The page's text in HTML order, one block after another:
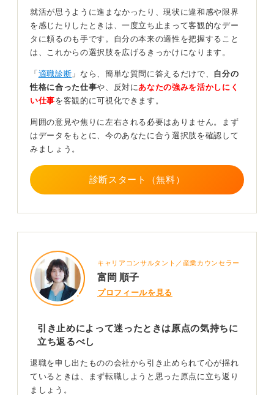
めよう
私の過去の就職支援では、以下の6つのステップで自分の
状況を整理し、深く考えるようアドバイスしてきまし
た。
①なぜ退職を決意したのかを深掘りする
当初の退職理由を明確にし、自身の本質的な欲求を再確
認します。
②引き止め条件の真意と持続可能性を見極める
提示された条件が、あなたの望みを根本的に解決し、か
つ継続性があるものかを冷静に分析します。
メリット」を比較する
④信頼できる第三者に相談する
客観的な意見を得ることで、冷静な判断に繋がるヒント
を見つけます。
想像する
それぞれの選択が将来の自分に何をもたらすかを想像
⑥期限を区切って決断する
迷いが長引くことを避け、集中して意思決定を行うため
就活が思うように進まなかったり、現状に違和感や限界
を感じたりしたときは、一度立ち止まって客観的なデー
タに頼るのも手です。自分の本来の適性を把握すること
は、これからの選択肢を広げるきっかけになります。
「 適職診断 」なら、簡単な質問に答えるだけで、 自分の
性格に合った仕事や、反対に あなたの強みを活かしにく
い仕事を客観的に可視化できます。
周囲の意見や焦りに左右される必要はありません。まず
はデータをもとに、今のあなたに合う選択肢を確認して
みましょう。
診断スタート（無料）
キャリアコンサルタント／産業カウンセラー
富岡 順子
プロフィールを見る
引き止めによって迷ったときは原点の気持ちに
立ち返るべし
退職を申し出たものの会社から引き止められて心が揺れ
ているときは、まず転職しようと思った原点に立ち返り
ましょう。